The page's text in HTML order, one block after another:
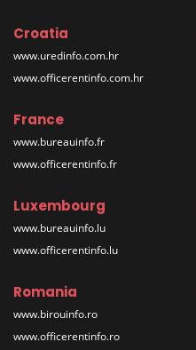
Croatia
www.uredinfo.com.hr
www.officerentinfo.com.hr
France
www.bureauinfo.fr
www.officerentinfo.fr
Luxembourg
www.bureauinfo.lu
www.officerentinfo.lu
Romania
www.birouinfo.ro
www.officerentinfo.ro